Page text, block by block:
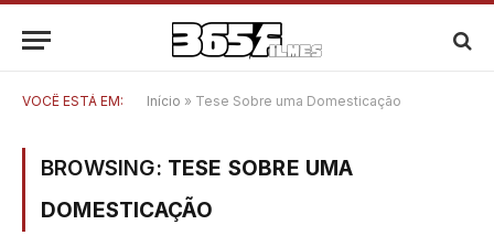
VOCÊ ESTÁ EM: Início » Tese Sobre uma Domesticação
BROWSING: TESE SOBRE UMA
DOMESTICAÇÃO